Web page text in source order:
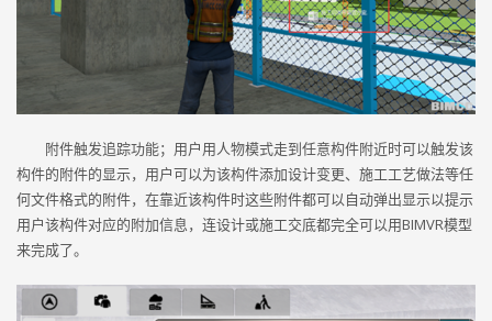
附件触发追踪功能；用户用人物模式走到任意构件附近时可以触发该
构件的附件的显示，用户可以为该构件添加设计变更、施工工艺做法等任
何文件格式的附件，在靠近该构件时这些附件都可以自动弹出显示以提示
用户该构件对应的附加信息，连设计或施工交底都完全可以用BIMVR模型
来完成了。